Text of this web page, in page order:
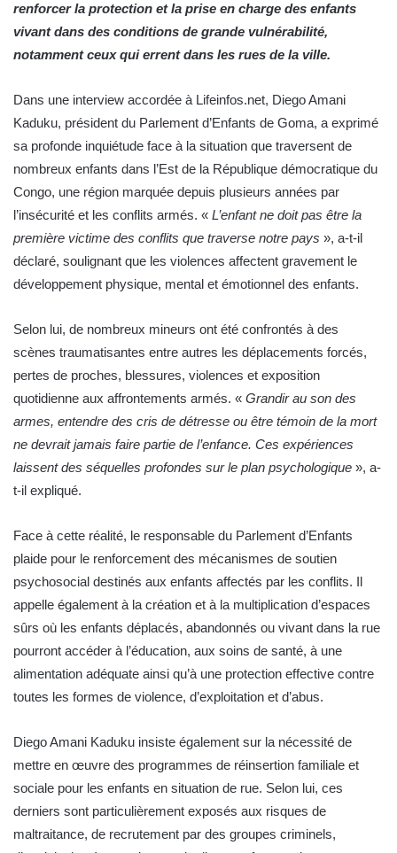
renforcer la protection et la prise en charge des enfants
vivant dans des conditions de grande vulnérabilité,
notamment ceux qui errent dans les rues de la ville.
Dans une interview accordée à Lifeinfos.net, Diego Amani
Kaduku, président du Parlement d’Enfants de Goma, a exprimé
sa profonde inquiétude face à la situation que traversent de
nombreux enfants dans l’Est de la République démocratique du
Congo, une région marquée depuis plusieurs années par
l’insécurité et les conflits armés. « L’enfant ne doit pas être la
première victime des conflits que traverse notre pays », a-t-il
déclaré, soulignant que les violences affectent gravement le
développement physique, mental et émotionnel des enfants.
Selon lui, de nombreux mineurs ont été confrontés à des
scènes traumatisantes entre autres les déplacements forcés,
pertes de proches, blessures, violences et exposition
quotidienne aux affrontements armés. « Grandir au son des
armes, entendre des cris de détresse ou être témoin de la mort
ne devrait jamais faire partie de l’enfance. Ces expériences
laissent des séquelles profondes sur le plan psychologique », a-
t-il expliqué.
Face à cette réalité, le responsable du Parlement d’Enfants
plaide pour le renforcement des mécanismes de soutien
psychosocial destinés aux enfants affectés par les conflits. Il
appelle également à la création et à la multiplication d’espaces
sûrs où les enfants déplacés, abandonnés ou vivant dans la rue
pourront accéder à l’éducation, aux soins de santé, à une
alimentation adéquate ainsi qu’à une protection effective contre
toutes les formes de violence, d’exploitation et d’abus.
Diego Amani Kaduku insiste également sur la nécessité de
mettre en œuvre des programmes de réinsertion familiale et
sociale pour les enfants en situation de rue. Selon lui, ces
derniers sont particulièrement exposés aux risques de
maltraitance, de recrutement par des groupes criminels,